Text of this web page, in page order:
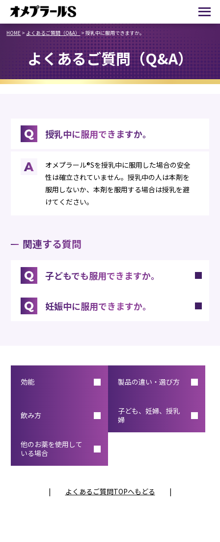
HOME > よくあるご質問（Q&A） >授乳中に服用できますか。
よくあるご質問（Q&A）
授乳中に服用できますか。
オメプラール®Sを授乳中に服用した場合の安全
性は確立されていません。授乳中の人は本剤を
服用しないか、本剤を服用する場合は授乳を避
けてください。
関連する質問
子どもでも服用できますか。
妊娠中に服用できますか。
効能 製品の違い・選び方
飲み方
子ども、妊婦、授乳
婦
他のお薬を使用して
いる場合
| よくあるご質問TOPへもどる |